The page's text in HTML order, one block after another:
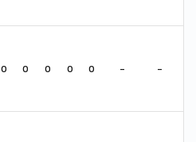
0 0 0 0 0 - -